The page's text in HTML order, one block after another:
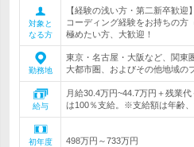
対象と
なる方
【経験の浅い方・第二新卒歓
コーディング経験をお持ちの
極めたい方、大歓迎！
勤務地
東京・名古屋・大阪など、関東
大都市圏、およびその他地域の
給与
月給30.4万円~44.7万円＋残業
は100％支給。※支給額は年齢
初年度
498万円～733万円